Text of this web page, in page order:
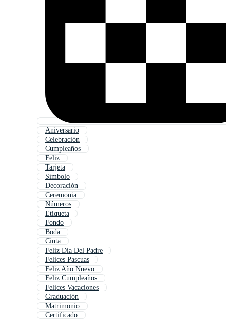
Aniversario
Celebración
Cumpleaños
Feliz
Tarjeta
Símbolo
Decoración
Ceremonia
Números
Etiqueta
Fondo
Boda
Cinta
Feliz Día Del Padre
Felices Pascuas
Feliz Año Nuevo
Feliz Cumpleaños
Felices Vacaciones
Graduación
Matrimonio
Certificado